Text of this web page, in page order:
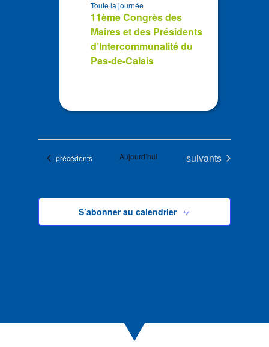
11ème Congrès des
Maires et des Présidents
d’Intercommunalité du
Pas-de-Calais
Toute la journée
Évènements
précédents Aujourd’hui Évènements
suivants
S’abonner au calendrier